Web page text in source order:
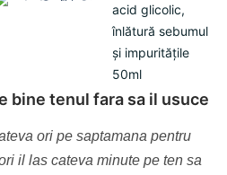
acid glicolic,
înlătură sebumul
și impuritățile
50ml
bine tenul fara sa il usuce
ori pe saptamana pentru
il las cateva minute pe ten sa